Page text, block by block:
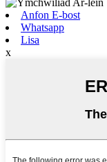
Anfon E-bost
Whatsapp
Lisa
x